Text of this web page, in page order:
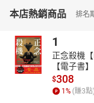
（出自前秦、苻朗《
（出自明、宋濂《燕書
第七課 化被動為主動
（出自明、蒲松齡《
第八課 看得太少，就
本店熱銷商品 排名
1
正念殺機
【電子書】
$308
1 % (賺3點